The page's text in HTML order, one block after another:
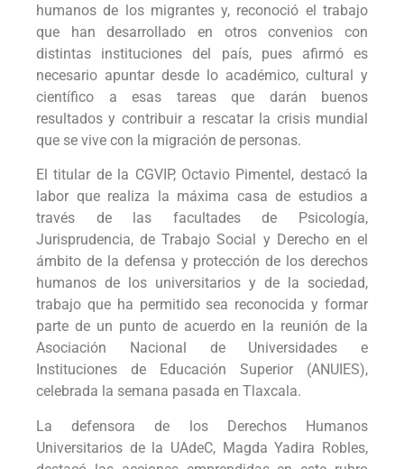
humanos de los migrantes y, reconoció el trabajo
que han desarrollado en otros convenios con
distintas instituciones del país, pues afirmó es
necesario apuntar desde lo académico, cultural y
científico a esas tareas que darán buenos
resultados y contribuir a rescatar la crisis mundial
que se vive con la migración de personas.
El titular de la CGVIP, Octavio Pimentel, destacó la
labor que realiza la máxima casa de estudios a
través de las facultades de Psicología,
Jurisprudencia, de Trabajo Social y Derecho en el
ámbito de la defensa y protección de los derechos
humanos de los universitarios y de la sociedad,
trabajo que ha permitido sea reconocida y formar
parte de un punto de acuerdo en la reunión de la
Asociación Nacional de Universidades e
Instituciones de Educación Superior (ANUIES),
celebrada la semana pasada en Tlaxcala.
La defensora de los Derechos Humanos
Universitarios de la UAdeC, Magda Yadira Robles,